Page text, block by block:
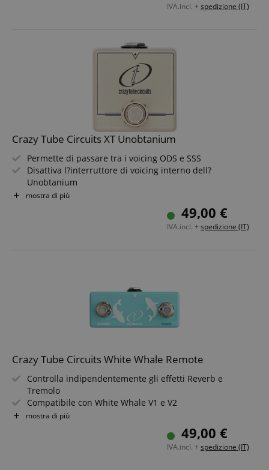
Switch Polarity-Reverse su ogni uscita per un controllo
IVA.incl. + spedizione (IT)
Crazy Tube Circuits XT Unobtanium
Permette di passare tra i voicing ODS e SSS
Disattiva l?interruttore di voicing interno dell?
Unobtanium
Funzionamento passivo - nessun alimentatore
Robusto chassis in metallo per l?uso sul palco
Compatibile con cavi jack TS standard
mostra di più
49,00 €
IVA.incl. + spedizione (IT)
Crazy Tube Circuits White Whale Remote
Controlla indipendentemente gli effetti Reverb e
Tremolo
Compatibile con White Whale V1 e V2
Funzionamento passivo - non richiede alimentazione
Connessione tramite cavo TRS (non incluso)
Uso parallelo possibile con gli interruttori a pedale
mostra di più
49,00 €
IVA.incl. + spedizione (IT)